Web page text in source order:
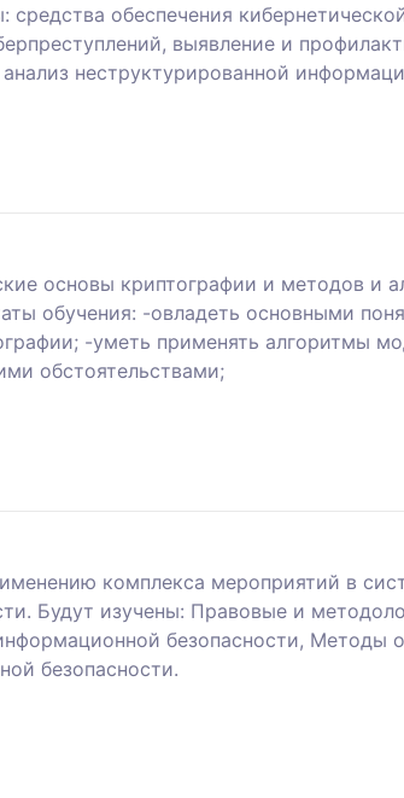
обеспечения
выявление и
неструктурированной
основы криптографии и методов и
обучения: -овладеть основными
-уметь применять алгоритмы
обстоятельствами;
комплекса мероприятий в
Будут изучены: Правовые и
безопасности, Методы
безопасности.